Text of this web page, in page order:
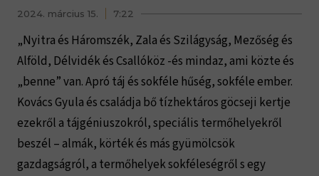
2024. március 15. 7:22
„Nyitra és Háromszék, Zala és Szilágyság, Mezőség és
Alföld, Délvidék és Csallóköz -és mindaz, ami közte és
„benne” van. Apró táj és sokféle hűség, sokféle ember.
Kovács Gyula és családja bő tízhektáros göcseji kertje
ezekről a tájgéniuszokról, speciális termőhelyekről
beszél – almák, körték és más gyümölcsök
gazdagságról, a termőhelyek sokféleségről s egy